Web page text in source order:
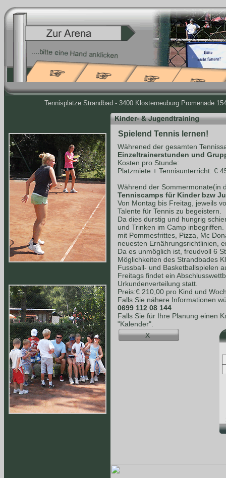
Tennisplätze Strandbad - 3400 Klosterneuburg Promenade
Spielend Tennis lernen!
Währened der gesamten
Einzeltrainerstunden und
Kosten pro Stunde:
Platzmiete + Tennisunterricht: €
Während der Sommermonate(in
Tenniscamps für Kinder bzw
Von Montag bis Freitag, jeweils
Talente für Tennis zu begeistern.
Da dies durstig und hungrig
und Trinken im Camp
mit Pommesfrittes, Pizza, Mc
neuesten Ernährungsrichtlinien,
Da es unmöglich ist, freudvoll 6
Möglichkeiten des Strandbades
Fussball- und Basketballspielen
Freitags findet ein
Urkundenverteilung statt.
Preis:€ 210,00 pro Kind und
Falls Sie nähere Informationen
0699 112 08 144
Falls Sie für Ihre Planung einen
"Kalender".